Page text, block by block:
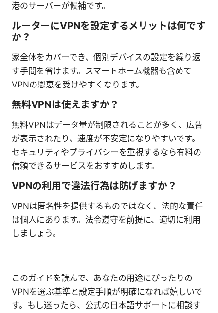
港のサーバーが候補です。
ルーターにVPNを設定するメリットは何です
か？
家全体をカバーでき、個別デバイスの設定を繰り返
す手間を省けます。スマートホーム機器も含めて
VPNの恩恵を受けやすくなります。
無料VPNは使えますか？
無料VPNはデータ量が制限されることが多く、広告
が表示されたり、速度が不安定になりやすいです。
セキュリティやプライバシーを重視するなら有料の
信頼できるサービスをおすすめします。
VPNの利用で違法行為は防げますか？
VPNは匿名性を提供するものではなく、法的な責任
は個人にあります。法令遵守を前提に、適切に利用
しましょう。
このガイドを読んで、あなたの用途にぴったりの
VPNを選ぶ基準と設定手順が明確になれば嬉しいで
す。もし迷ったら、公式の日本語サポートに相談す